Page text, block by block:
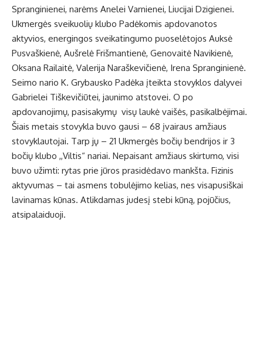
Spranginienei, narėms Anelei Varnienei, Liucijai Dzigienei.
Ukmergės sveikuolių klubo Padėkomis apdovanotos
aktyvios, energingos sveikatingumo puoselėtojos Auksė
Pusvaškienė, Aušrelė Frišmantienė, Genovaitė Navikienė,
Oksana Railaitė, Valerija Naraškevičienė, Irena Spranginienė.
Seimo nario K. Grybausko Padėka įteikta stovyklos dalyvei
Gabrielei Tiškevičiūtei, jaunimo atstovei. O po
apdovanojimų, pasisakymų visų laukė vaišės, pasikalbėjimai.
Šiais metais stovykla buvo gausi – 68 įvairaus amžiaus
stovyklautojai. Tarp jų – 21 Ukmergės bočių bendrijos ir 3
bočių klubo ,,Viltis“ nariai. Nepaisant amžiaus skirtumo, visi
buvo užimti: rytas prie jūros prasidėdavo mankšta. Fizinis
aktyvumas – tai asmens tobulėjimo kelias, nes visapusiškai
lavinamas kūnas. Atlikdamas judesį stebi kūną, pojūčius,
atsipalaiduoji.